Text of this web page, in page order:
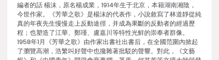
編者的話 楊沫，原名楊成業，1914年生于北京，本籍湖南湘陰，
今世作家。《芳華之歌》是楊沫的代表作，小說敘寫了林道靜從純
真的年夜先生慢慢走上反動途徑，并成為果斷的反動者的經過歷
程；也塑造了江華、鄭瑾、盧嘉川等特性光鮮的崇奉者群像。
1958年1月《芳華之歌》由作家出書社出書后，在全國范圍內掀起
了瀏覽高潮，浩繁叫好聲中也攙雜著批駁的聲響。對此，《文藝